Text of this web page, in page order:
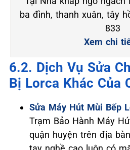
ba đình, thanh xuân, tây
833
Xem chi
6.2. Dịch Vụ Sửa
Bị Lorca Khác Của
Sửa Máy Hút Mùi Bếp
Trạm Bảo Hành Máy
quận huyện trên địa